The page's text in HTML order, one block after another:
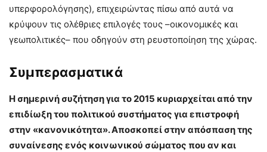
υπερφορολόγησης), επιχειρώντας πίσω από αυτά να
κρύψουν τις ολέθριες επιλογές τους –οικονομικές και
γεωπολιτικές– που οδηγούν στη ρευστοποίηση της χώρας.
Συμπερασματικά
Η σημερινή συζήτηση για το 2015 κυριαρχείται από την
επιδίωξη του πολιτικού συστήματος για επιστροφή
στην «κανονικότητα». Αποσκοπεί στην απόσπαση της
συναίνεσης ενός κοινωνικού σώματος που αν και